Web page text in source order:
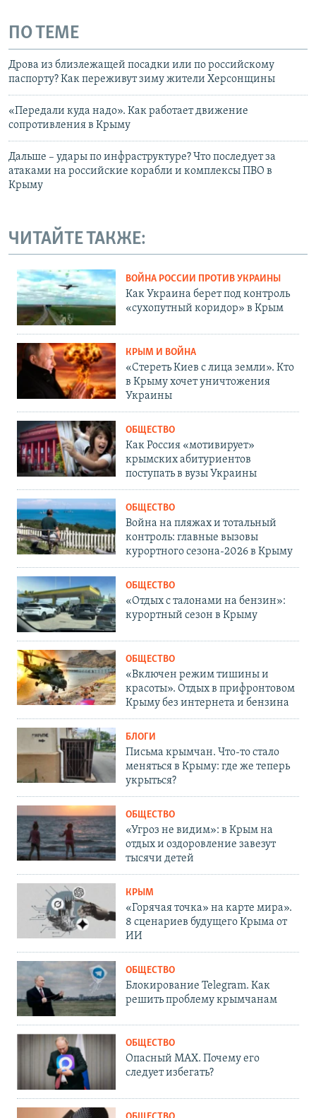
ПО ТЕМЕ
Дрова из близлежащей посадки или по российскому
паспорту? Как переживут зиму жители Херсонщины
«Передали куда надо». Как работает движение
сопротивления в Крыму
Дальше – удары по инфраструктуре? Что последует за
атаками на российские корабли и комплексы ПВО в
Крыму
ЧИТАЙТЕ ТАКЖЕ:
ВОЙНА РОССИИ ПРОТИВ УКРАИНЫ
Как Украина берет под контроль
«сухопутный коридор» в Крым
КРЫМ И ВОЙНА
«Стереть Киев с лица земли». Кто
в Крыму хочет уничтожения
Украины
ОБЩЕСТВО
Как Россия «мотивирует»
крымских абитуриентов
поступать в вузы Украины
ОБЩЕСТВО
Война на пляжах и тотальный
контроль: главные вызовы
курортного сезона-2026 в Крыму
ОБЩЕСТВО
«Отдых с талонами на бензин»:
курортный сезон в Крыму
ОБЩЕСТВО
«Включен режим тишины и
красоты». Отдых в прифронтовом
Крыму без интернета и бензина
БЛОГИ
Письма крымчан. Что-то стало
меняться в Крыму: где же теперь
укрыться?
ОБЩЕСТВО
«Угроз не видим»: в Крым на
отдых и оздоровление завезут
тысячи детей
КРЫМ
«Горячая точка» на карте мира».
8 сценариев будущего Крыма от
ИИ
ОБЩЕСТВО
Блокирование Telegram. Как
решить проблему крымчанам
ОБЩЕСТВО
Опасный MAX. Почему его
следует избегать?